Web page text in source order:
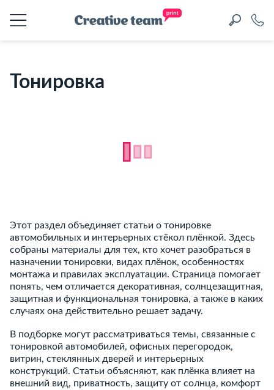
Тонировка
Этот раздел объединяет статьи о тонировке
автомобильных и интерьерных стёкол плёнкой. Здесь
собраны материалы для тех, кто хочет разобраться в
назначении тонировки, видах плёнок, особенностях
монтажа и правилах эксплуатации. Страница помогает
понять, чем отличается декоративная, солнцезащитная,
защитная и функциональная тонировка, а также в каких
случаях она действительно решает задачу.
В подборке могут рассматриваться темы, связанные с
тонировкой автомобилей, офисных перегородок,
витрин, стеклянных дверей и интерьерных
конструкций. Статьи объясняют, как плёнка влияет на
внешний вид, приватность, защиту от солнца, комфорт